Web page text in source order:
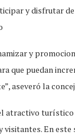
y disfrutar
y
que puedan
aseveró la
En